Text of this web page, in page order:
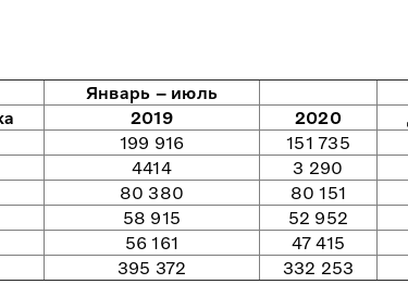
Январь – июль
2019 2020
199 916 151 735
4414 3 290
80 380 80 151
58 915 52 952
56 161 47 415
395 372 332 253